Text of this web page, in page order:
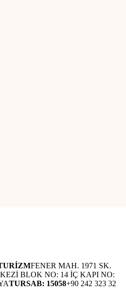
FENER MAH. 1971 SK.
BLOK NO: 14 İÇ KAPI NO:
TURSAB: 15058+90 242 323 32